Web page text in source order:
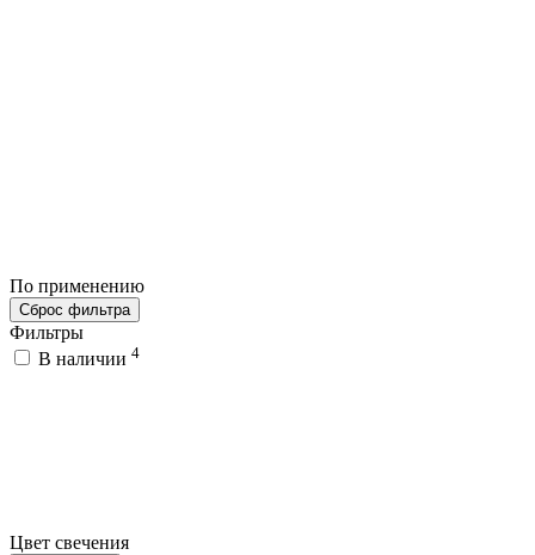
По применению
Сброс фильтра
Фильтры
В наличии 4
Цвет свечения